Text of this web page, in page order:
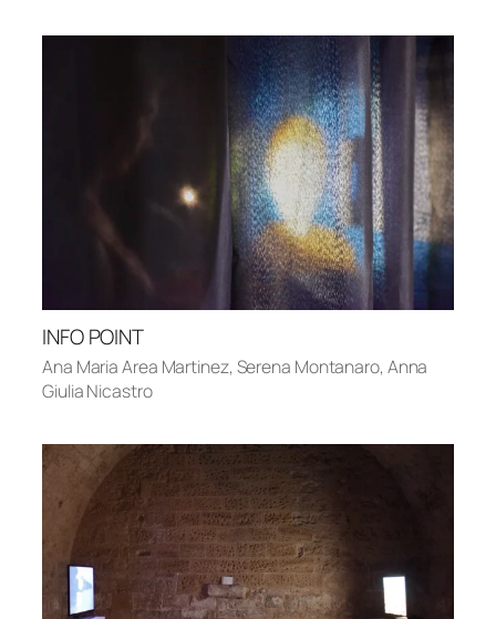
INFO POINT
Ana Maria Area Martinez, Serena Montanaro, Anna
Giulia Nicastro